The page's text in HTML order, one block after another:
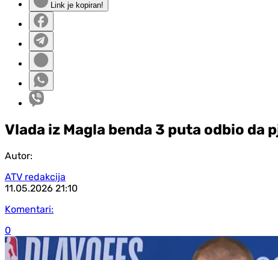
Link je kopiran!
Vlada iz Magla benda 3 puta odbio da
Autor:
ATV redakcija
11.05.2026 21:10
Komentari:
0